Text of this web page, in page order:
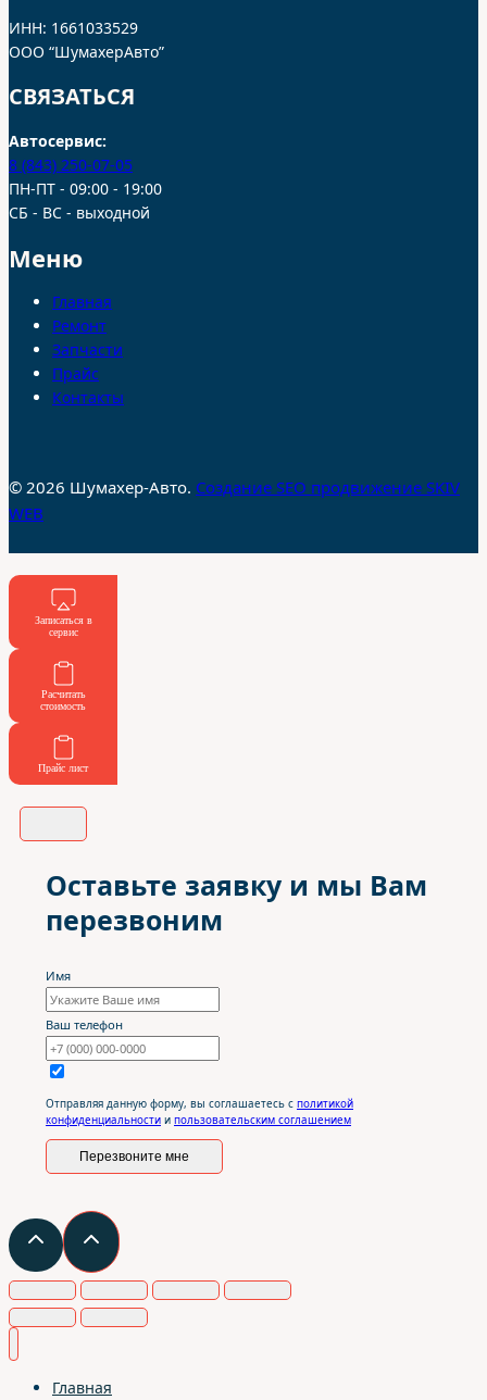
ИНН: 1661033529
ООО “ШумахерАвто”
СВЯЗАТЬСЯ
Автосервис:
8 (843) 250-07-05
ПН-ПТ - 09:00 - 19:00
СБ - ВС - выходной
Меню
Главная
Ремонт
Запчасти
Прайс
Контакты
© 2026 Шумахер-Авто. Создание SEO продвижение SKIV
WEB
Записаться в
сервис
Расчитать
стоимость
Прайс лист
Оставьте заявку и мы Вам
перезвоним
Имя
Ваш телефон
Отправляя данную форму, вы соглашаетесь с политикой
конфиденциальности и пользовательским соглашением
Перезвоните мне
Главная